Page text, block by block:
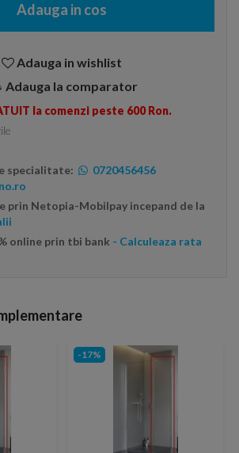
Adauga in cos
Adauga in wishlist
Adauga la comparator
la comenzi peste 600 Ron.
specialitate:
0720456456
prin Netopia-Mobilpay incepand de la
online prin tbi bank - Calculeaza rata
-17%